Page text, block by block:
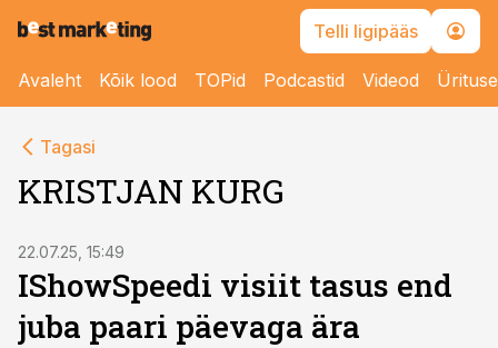
Telli ligipääs
Avaleht Kõik lood TOPid Podcastid Videod
Tagasi
KRISTJAN KURG
22.07.25, 15:49
IShowSpeedi visiit tasus end
juba paari päevaga ära